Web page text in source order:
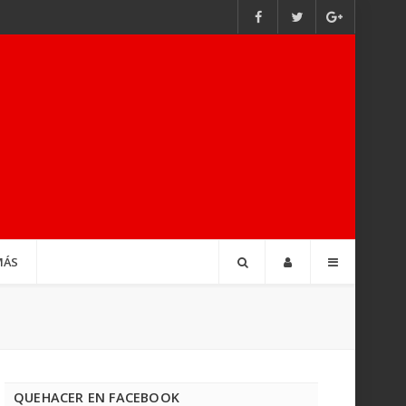
QUEHACER EN FACEBOOK